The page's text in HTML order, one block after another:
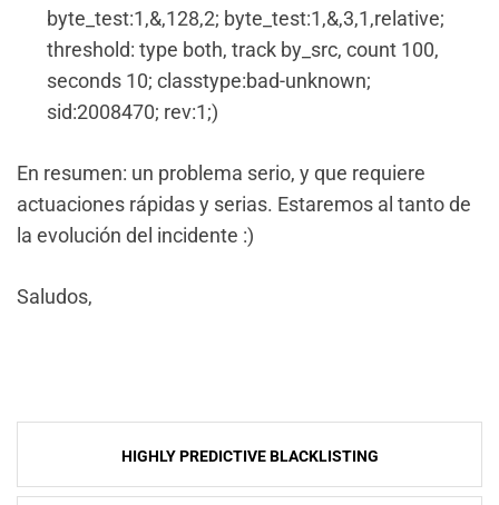
byte_test:1,&,128,2; byte_test:1,&,3,1,relative;
threshold: type both, track by_src, count 100,
seconds 10; classtype:bad-unknown;
sid:2008470; rev:1;)
En resumen: un problema serio, y que requiere
actuaciones rápidas y serias. Estaremos al tanto de
la evolución del incidente :)
Saludos,
NavegaciÃ³n
de
HIGHLY PREDICTIVE BLACKLISTING